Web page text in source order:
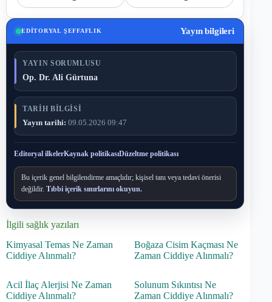
EDITORYAL ŞEFFAFLIK Yayın bilgileri
YAYIN SORUMLUSU
Op. Dr. Ali Gürtuna
TARIH BILGISI
Yayın tarihi: 09.05.2026 09:47
Editoryal ilkelerKaynak politikasıDüzeltme politikası
Bu içerik genel bilgilendirme amaçlıdır; kişisel tanı veya tedavi önerisi
değildir. Tıbbi içerik sınırlarını okuyun.
İlgili sağlık yazıları
Kimyasal Temas Ne Zaman
Ciddiye Alınmalı?
Boğaza Cisim Kaçması Ne
Zaman Ciddiye Alınmalı?
Acil İlaç Alerjisi Ne Zaman
Ciddiye Alınmalı?
Solunum Sıkıntısı Ne
Zaman Ciddiye Alınmalı?